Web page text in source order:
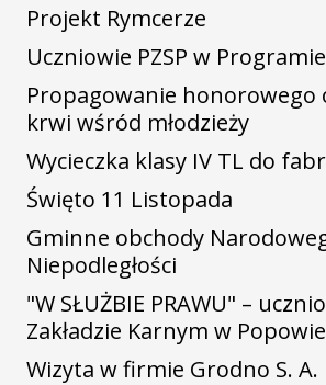
Projekt Rymcerze
Uczniowie PZSP w
Propagowanie honorowego
krwi wśród młodzieży
Wycieczka klasy IV TL do
Święto 11 Listopada
Gminne obchody
Niepodległości
"W SŁUŻBIE PRAWU" –
Zakładzie Karnym w Popowie
Wizyta w firmie Grodno S. A.